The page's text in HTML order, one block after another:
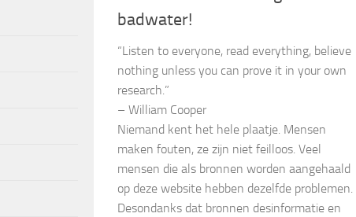
badwater!
“Listen to everyone, read everything, believe
nothing unless you can prove it in your own
research.”
– William Cooper
Niemand kent het hele plaatje. Mensen
maken fouten, ze zijn niet feilloos. Veel
mensen die als bronnen worden aangehaald
op deze website hebben dezelfde problemen.
Desondanks dat bronnen desinformatie en